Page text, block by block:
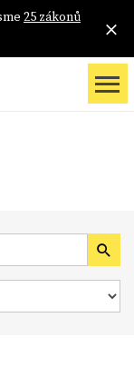
25 zákonů